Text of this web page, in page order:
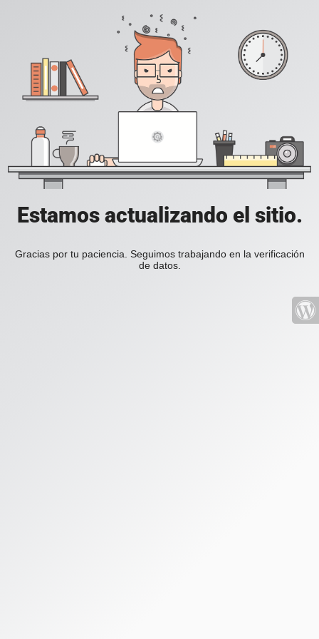
Estamos actualizando el sitio.
Gracias por tu paciencia. Seguimos trabajando en la verificación
de datos.